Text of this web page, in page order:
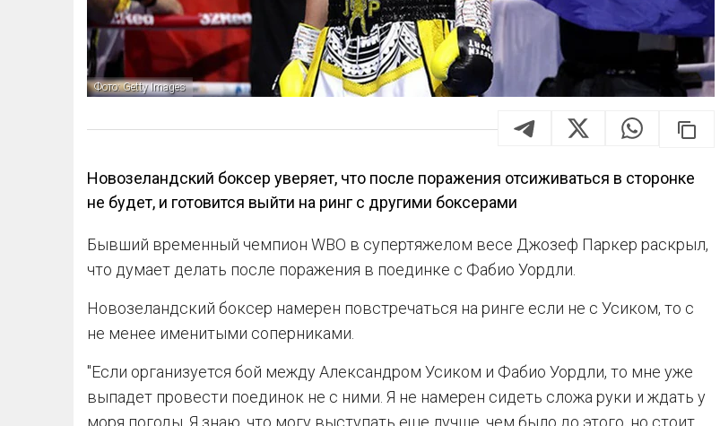
Фото: Getty Images
Новозеландский боксер уверяет, что после поражения отсиживаться в сторонке
не будет, и готовится выйти на ринг с другими боксерами
Бывший временный чемпион WBO в супертяжелом весе Джозеф Паркер раскрыл,
что думает делать после поражения в поединке с Фабио Уордли.
Новозеландский боксер намерен повстречаться на ринге если не с Усиком, то с
не менее именитыми соперниками.
"Если организуется бой между Александром Усиком и Фабио Уордли, то мне уже
выпадет провести поединок не с ними. Я не намерен сидеть сложа руки и ждать у
моря погоды. Я знаю, что могу выступать еще лучше, чем было до этого, но стоит